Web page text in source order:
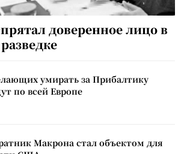
доверенное лицо в
умирать за Прибалтику
по всей Европе
Макрона стал объектом для